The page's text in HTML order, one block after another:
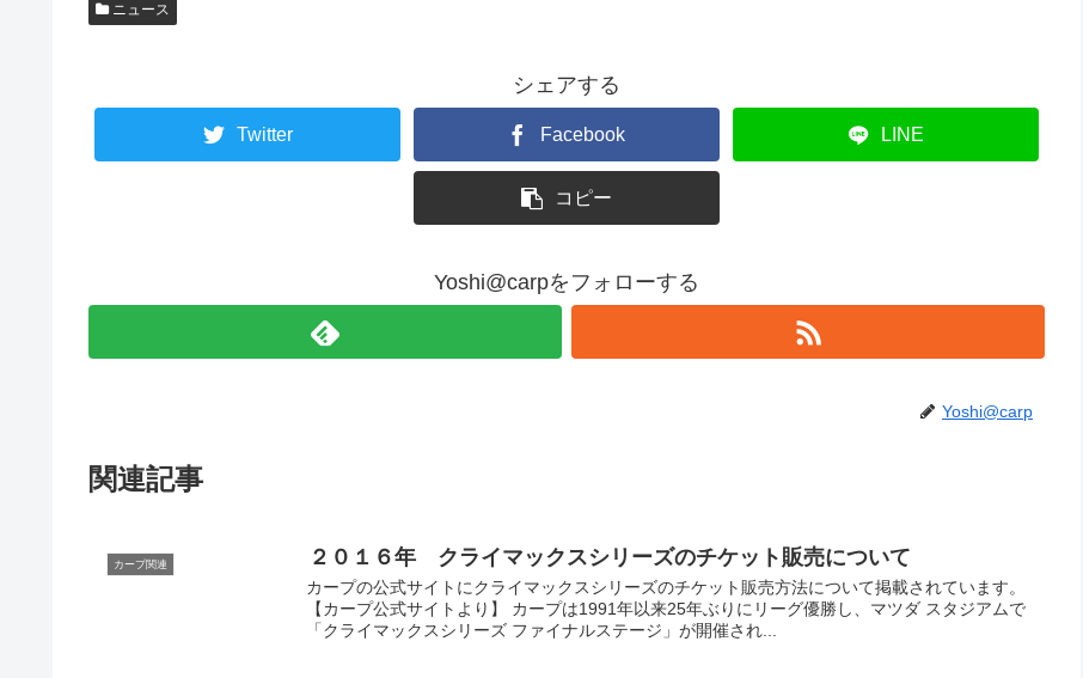
ニュース
シェアする
Twitter Facebook LINE
コピー
Yoshi@carpをフォローする
Yoshi@carp
関連記事
カープ関連 ２０１６年 クライマックスシリーズのチケット販売について
カープの公式サイトにクライマックスシリーズのチケット販売方法について掲載されています。
【カープ公式サイトより】 カープは1991年以来25年ぶりにリーグ優勝し、マツダ スタジアムで
「クライマックスシリーズ ファイナルステージ」が開催され...